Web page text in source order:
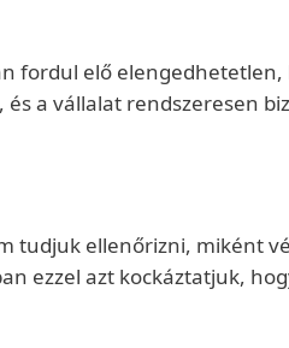
fordul elő
a vállalat rendszeresen
tudjuk ellenőrizni, miként
ezzel azt kockáztatjuk,